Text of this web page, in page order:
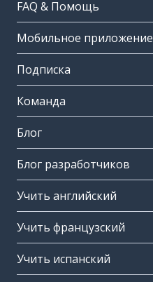
FAQ & Помощь
Мобильное приложение
Подписка
Команда
Блог
Блог разработчиков
Учить английский
Учить французский
Учить испанский